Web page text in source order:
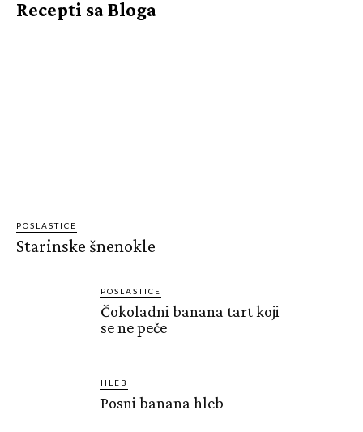
Recepti sa Bloga
POSLASTICE
Starinske šnenokle
POSLASTICE
Čokoladni banana tart koji
se ne peče
HLEB
Posni banana hleb